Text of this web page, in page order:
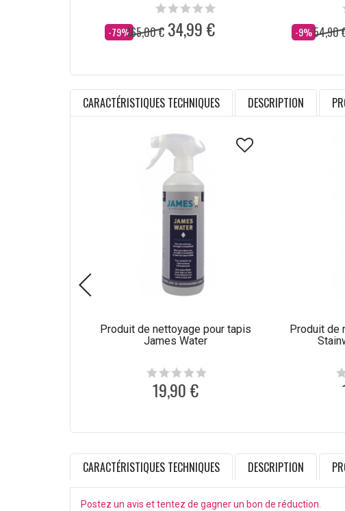
-79%
Dès 165,00 € 34,99 € -9%
Dès 54,90
CARACTÉRISTIQUES TECHNIQUES DESCRIPTION
Produit de nettoyage pour tapis
James Water
19,90 €
Produit de
CARACTÉRISTIQUES TECHNIQUES DESCRIPTION
Postez un avis et tentez de gagner un bon de réduction.